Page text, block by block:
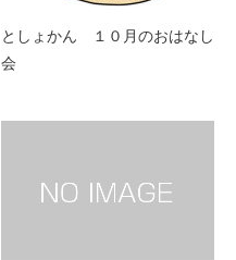
としょかん １０月のおはなし
会